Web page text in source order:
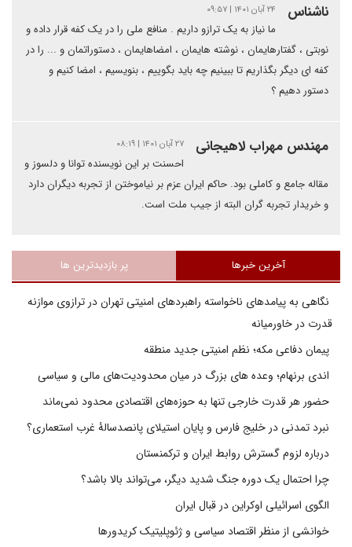
ناشناس ۲۴ آبان ۱۴۰۱ | ۰۹:۵۷
ما نیاز به یک ترازو داریم . منافع ملی را در یک کفه قرار داده و
نوبتی ، گفتارهایمان ، نوشته هایمان ، امضاهایمان ، دستوراتمان و ... را در
کفه ای دیگر بگذاریم تا ببینیم چه باید بگوییم ، بنویسیم ، امضا کنیم و
دستور دهیم ؟
مهندس مهراب لاهیجانی ۲۷ آبان ۱۴۰۱ | ۰۸:۱۹
احسنت بر این نویسنده توانا و دلسوز و
مقاله جامع و کاملی بود. حاکم ایران عزم بر نیاموختن از تجربه دیگران دارد
و خریدار تجربه گران البته از جیب ملت است.
آخرین خبرها پر بازدیدترین ها
نگاهی به پیامدهای ناخواسته راهبردهای امنیتی تهران در ترازوی موازنه
قدرت در خاورمیانه
پیمان دفاعی مکه؛ نظم امنیتی جدید منطقه
اندی برنهام؛ وعده های بزرگ در میان محدودیت‌های مالی و سیاسی
حضور هر قدرت خارجی تنها به حوزه‌های اقتصادی محدود نمی‌ماند
نبرد تمدنی در خلیج فارس و پایان استیلای پانصدسالۀ غرب استعماری؟
درباره لزوم گسترش روابط ایران و ترکمنستان
چرا احتمال یک دوره جنگ شدید دیگر، می‌تواند بالا باشد؟
الگوی اسرائیلی اوکراین در قبال ایران
خوانشی از منظر اقتصاد سیاسی و ژئوپلیتیک کریدورها